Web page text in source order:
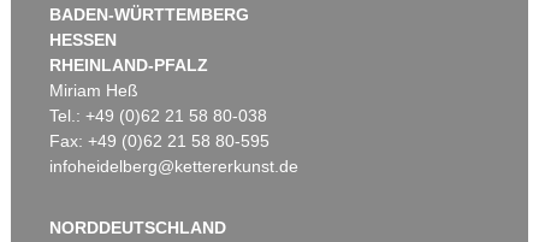
BADEN-WÜRTTEMBERG
HESSEN
RHEINLAND-PFALZ
Miriam Heß
Tel.: +49 (0)62 21 58 80-038
Fax: +49 (0)62 21 58 80-595
infoheidelberg@kettererkunst.de
NORDDEUTSCHLAND